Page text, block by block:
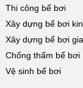
Thi công bể bơi
Xây dựng bể bơi
Xây dựng bể bơi
Chống thấm bể bơi
Vệ sinh bể bơi